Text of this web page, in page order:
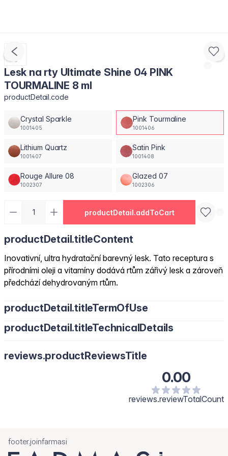
Lesk na rty Ultimate Shine 04 PINK
TOURMALINE 8 ml
productDetail.code
Crystal Sparkle
1001405
Pink Tourmaline
1001406
Lithium Quartz
1001407
Satin Pink
1001408
Rouge Allure 08
1002307
Glazed 07
1002306
productDetail.addToCart
productDetail.titleContent
Inovativní, ultra hydratační barevný lesk. Tato receptura s
přírodními oleji a vitamíny dodává rtům zářivý lesk a zároveň
předchází dehydrovaným rtům.
productDetail.titleTermOfUse
productDetail.titleTechnicalDetails
reviews.productReviewsTitle
0.00
reviews.reviewTotalCount
footer.joinfarmasi